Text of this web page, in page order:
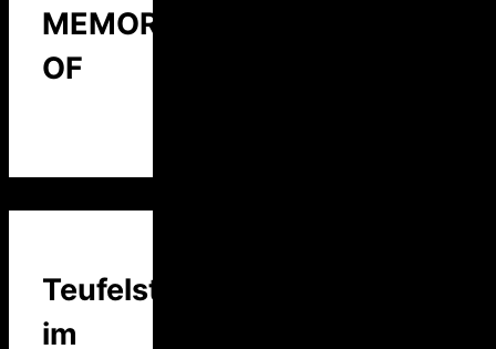
MEMORY
OF
Teufelstalk
im